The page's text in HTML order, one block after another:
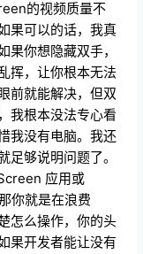
的视频质量不
果可以的话，我真
你想隐藏双手，
挥，让你根本无法
前就能解决，但双
我根本没法专心看
我没有电脑。我还
足够说明问题了。
应用或
你就是在浪费
怎么操作，你的头
果开发者能让没有